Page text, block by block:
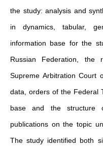
the study: analysis and
in dynamics, tabular,
information base for the
Russian Federation,
Supreme Arbitration Court
data, orders of the Federal
base and the structure
publications on the topic
The study identified both